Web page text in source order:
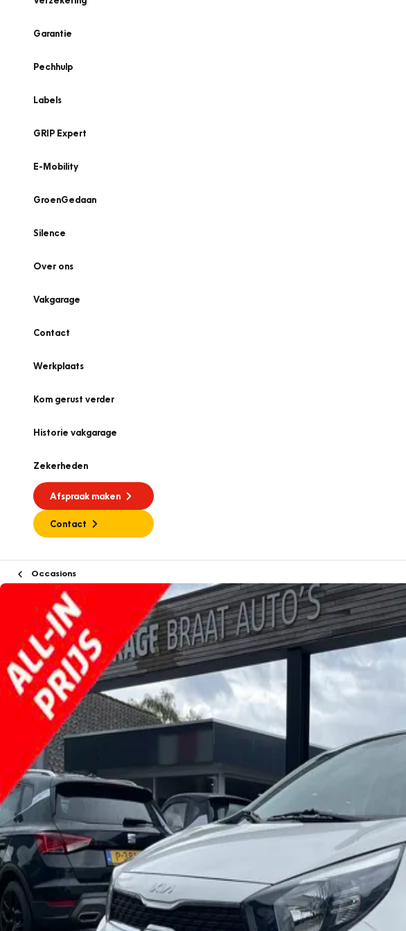
Garantie
Pechhulp
Labels
GRIP Expert
E-Mobility
GroenGedaan
Silence
Over ons
Vakgarage
Contact
Werkplaats
Kom gerust verder
Historie vakgarage
Zekerheden
Afspraak maken
Contact
Occasions